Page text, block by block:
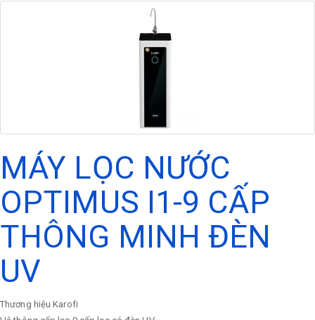
MÁY LỌC NƯỚC
OPTIMUS I1-9 CẤP
THÔNG MINH ĐÈN
UV
Thương hiệu Karofi